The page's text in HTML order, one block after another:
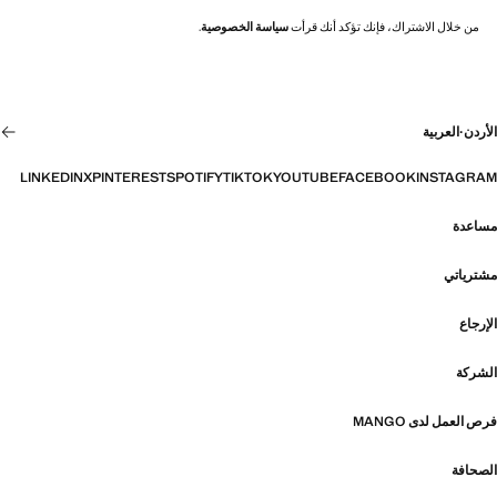
من خلال الاشتراك، فإنك تؤكد أنك قرأتسياسة الخصوصية.
الأردن·العربية
INSTAGRAM
FACEBOOK
YOUTUBE
TIKTOK
SPOTIFY
PINTEREST
X
LINKEDIN
مساعدة
مشترياتي
الإرجاع
الشركة
فرص العمل لدى MANGO
الصحافة